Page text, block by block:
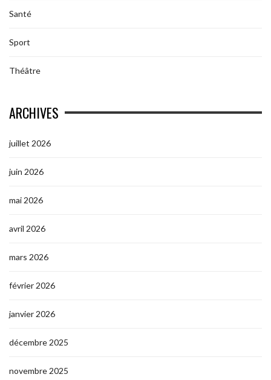
Santé
Sport
Théâtre
ARCHIVES
juillet 2026
juin 2026
mai 2026
avril 2026
mars 2026
février 2026
janvier 2026
décembre 2025
novembre 2025